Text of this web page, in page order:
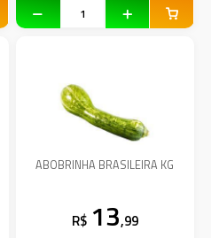
ABOBRINHA BRASILEIRA KG
R$ 13,99